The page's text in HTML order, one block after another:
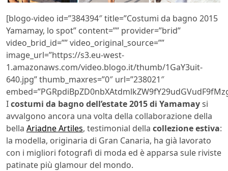
[blogo-video id=”384394″ title=”Costumi da bagno 2015
Yamamay, lo spot” content=”” provider=”brid”
video_brid_id=”” video_original_source=””
image_url=”https://s3.eu-west-
1.amazonaws.com/video.blogo.it/thumb/1GaY3uit-
640.jpg” thumb_maxres=”0″ url=”238021″
Icostumi da bagno dell’estate 2015 di Yamamaysi
avvalgono ancora una volta della collaborazione della
bella Ariadne Artiles, testimonial della collezione estiva:
la modella, originaria di Gran Canaria, ha già lavorato
con i migliori fotografi di moda ed è apparsa sule riviste
patinate più glamour del mondo.